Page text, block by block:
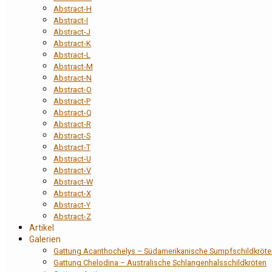
Abstract-H
Abstract-I
Abstract-J
Abstract-K
Abstract-L
Abstract-M
Abstract-N
Abstract-O
Abstract-P
Abstract-Q
Abstract-R
Abstract-S
Abstract-T
Abstract-U
Abstract-V
Abstract-W
Abstract-X
Abstract-Y
Abstract-Z
Artikel
Galerien
Gattung Acanthochelys – Südamerikanische
Gattung Chelodina – Australische Schlangenhalsschildkröten